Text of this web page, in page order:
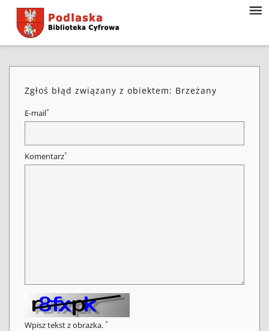
Zgłoś błąd związany z obiektem: Brzeżany
E-mail*
Komentarz*
Wpisz tekst z obrazka. *